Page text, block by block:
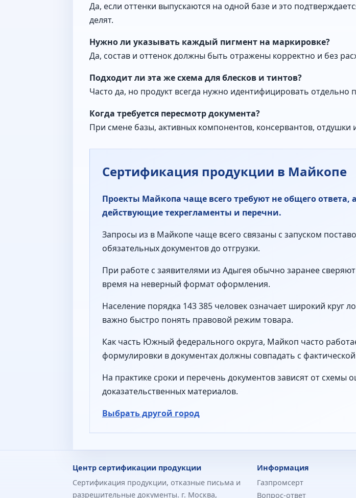
Да, если оттенки выпускаются на одной базе и это
делят.
Нужно ли указывать каждый пигмент на маркировке?
Да, состав и оттенок должны быть отражены корректно и без
Подходит ли эта же схема для блесков и тинтов?
Часто да, но продукт всегда нужно идентифицировать отдельно
Когда требуется пересмотр документа?
При смене базы, активных компонентов, консервантов,
Сертификация продукции в Майкопе
Проекты Майкопа чаще всего требуют не общего
действующие техрегламенты и перечни.
Запросы из в Майкопе чаще всего связаны с запуском
обязательных документов до отгрузки.
При работе с заявителями из Адыгея обычно заранее
время на неверный формат оформления.
Население порядка 143 385 человек означает широкий круг
важно быстро понять правовой режим товара.
Как часть Южный федерального округа, Майкоп часто
формулировки в документах должны совпадать с
На практике сроки и перечень документов зависят от схемы
доказательственных материалов.
Выбрать другой город
Центр сертификации продукции
Сертификация продукции, отказные письма и
разрешительные документы. г. Москва,
Информация
Газпромсерт
Вопрос-ответ